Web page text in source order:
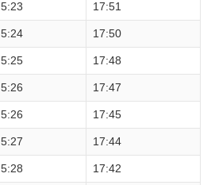
5:23 17:51
5:24 17:50
5:25 17:48
5:26 17:47
5:26 17:45
5:27 17:44
5:28 17:42